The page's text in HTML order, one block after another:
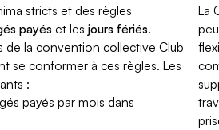
stricts et des règles
payés et lesjours fériés.
de la convention collective Club
se conformer à ces règles. Les
:
payés par mois dans
La